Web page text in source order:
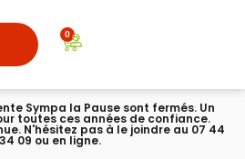
0
Sympa la Pause sont fermés. Un
toutes ces années de confiance.
N'hésitez pas à le joindre au 07 44
09 ou en ligne.